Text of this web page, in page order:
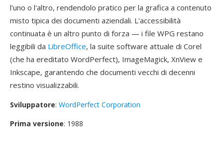
l'uno o l'altro, rendendolo pratico per la grafica a contenuto
misto tipica dei documenti aziendali. L'accessibilità
continuata è un altro punto di forza — i file WPG restano
leggibili da LibreOffice, la suite software attuale di Corel
(che ha ereditato WordPerfect), ImageMagick, XnView e
Inkscape, garantendo che documenti vecchi di decenni
restino visualizzabili.
Sviluppatore: WordPerfect Corporation
Prima versione: 1988